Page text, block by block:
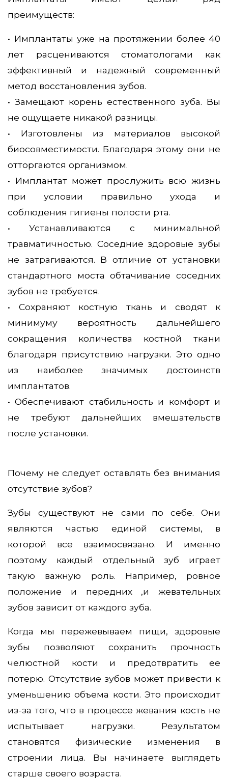
преимуществ:
• Имплантаты уже на протяжении более 40
лет расцениваются стоматологами как
эффективный и надежный современный
метод восстановления зубов.
• Замещают корень естественного зуба. Вы
не ощущаете никакой разницы.
• Изготовлены из материалов высокой
биосовместимости. Благодаря этому они не
отторгаются организмом.
• Имплантат может прослужить всю жизнь
при условии правильно ухода и
соблюдения гигиены полости рта.
• Устанавливаются с минимальной
травматичностью. Соседние здоровые зубы
не затрагиваются. В отличие от установки
стандартного моста обтачивание соседних
зубов не требуется.
• Сохраняют костную ткань и сводят к
минимуму вероятность дальнейшего
сокращения количества костной ткани
благодаря присутствию нагрузки. Это одно
из наиболее значимых достоинств
имплантатов.
• Обеспечивают стабильность и комфорт и
не требуют дальнейших вмешательств
после установки.
Почему не следует оставлять без внимания
отсутствие зубов?
Зубы существуют не сами по себе. Они
являются частью единой системы, в
которой все взаимосвязано. И именно
поэтому каждый отдельный зуб играет
такую важную роль. Например, ровное
положение и передних ,и жевательных
зубов зависит от каждого зуба.
Когда мы пережевываем пищи, здоровые
зубы позволяют сохранить прочность
челюстной кости и предотвратить ее
потерю. Отсутствие зубов может привести к
уменьшению объема кости. Это происходит
из-за того, что в процессе жевания кость не
испытывает нагрузки. Результатом
становятся физические изменения в
строении лица. Вы начинаете выглядеть
старше своего возраста.